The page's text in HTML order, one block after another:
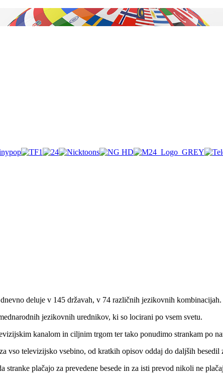
deluje v 145 državah, v 74 različnih jezikovnih kombinacijah.
jezikovnih urednikov, ki so locirani po vsem svetu.
kanalom in ciljnim trgom ter tako ponudimo strankam po
vso televizijsko vsebino, od kratkih opisov oddaj do daljših
plačajo za prevedene besede in za isti prevod nikoli ne